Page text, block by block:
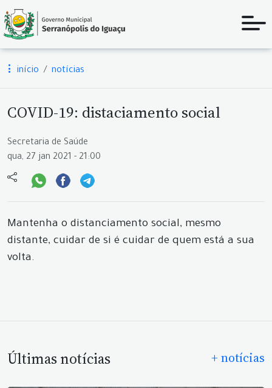
início notícias
COVID-19: distaciamento social
Secretaria de Saúde
qua, 27 jan 2021 - 21:00
Mantenha o distanciamento social, mesmo
distante, cuidar de si é cuidar de quem está a sua
volta.
Últimas notícias + notícias